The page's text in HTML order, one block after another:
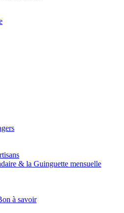
& la Guinguette mensuelle
à savoir